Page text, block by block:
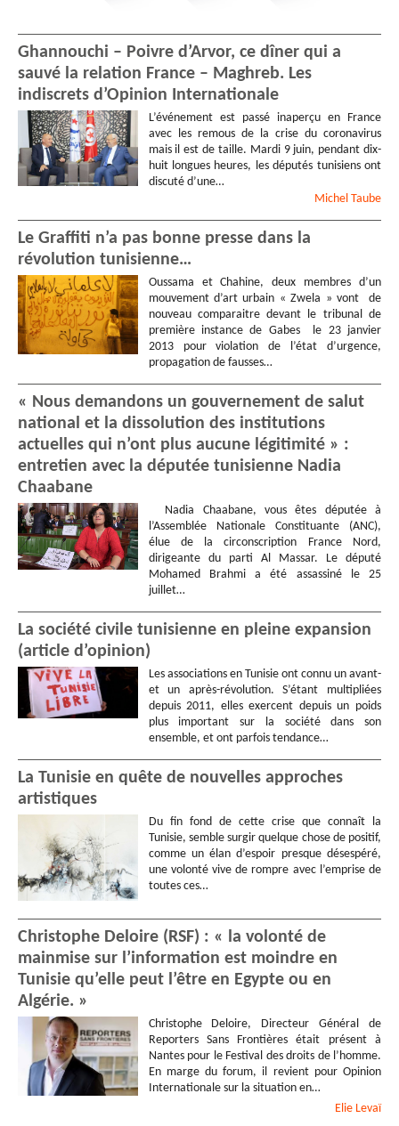
Ghannouchi – Poivre d’Arvor, ce dîner qui a
sauvé la relation France – Maghreb. Les
indiscrets d’Opinion Internationale
L’événement est passé inaperçu en France
avec les remous de la crise du coronavirus
mais il est de taille. Mardi 9 juin, pendant dix-
huit longues heures, les députés tunisiens ont
discuté d’une…
Michel Taube
Le Graffiti n’a pas bonne presse dans la
révolution tunisienne…
Oussama et Chahine, deux membres d’un
mouvement d’art urbain « Zwela » vont de
nouveau comparaitre devant le tribunal de
première instance de Gabes le 23 janvier
2013 pour violation de l’état d’urgence,
propagation de fausses…
« Nous demandons un gouvernement de salut
national et la dissolution des institutions
actuelles qui n’ont plus aucune légitimité » :
entretien avec la députée tunisienne Nadia
Chaabane
Nadia Chaabane, vous êtes députée à
l’Assemblée Nationale Constituante (ANC),
élue de la circonscription France Nord,
dirigeante du parti Al Massar. Le député
Mohamed Brahmi a été assassiné le 25
juillet…
La société civile tunisienne en pleine expansion
(article d’opinion)
Les associations en Tunisie ont connu un avant-
et un après-révolution. S’étant multipliées
depuis 2011, elles exercent depuis un poids
plus important sur la société dans son
ensemble, et ont parfois tendance…
La Tunisie en quête de nouvelles approches
artistiques
Du fin fond de cette crise que connaît la
Tunisie, semble surgir quelque chose de positif,
comme un élan d’espoir presque désespéré,
une volonté vive de rompre avec l’emprise de
toutes ces…
Christophe Deloire (RSF) : « la volonté de
mainmise sur l’information est moindre en
Tunisie qu’elle peut l’être en Egypte ou en
Algérie. »
Christophe Deloire, Directeur Général de
Reporters Sans Frontières était présent à
Nantes pour le Festival des droits de l’homme.
En marge du forum, il revient pour Opinion
Internationale sur la situation en…
Elie Levaï